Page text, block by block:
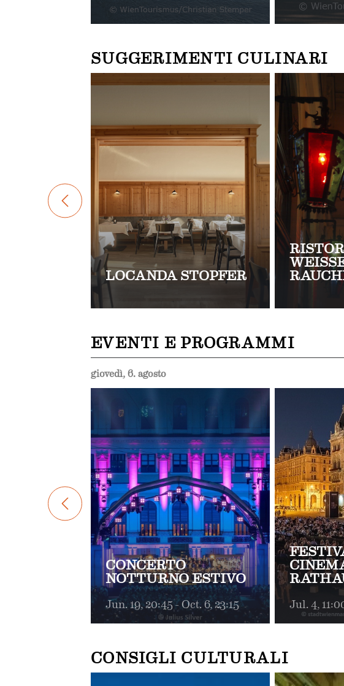
SUGGERIMENTI CULINARI
LOCANDA STOPFER
EVENTI E PROGRAMMI
giovedì, 6. agosto
CONCERTO
NOTTURNO ESTIVO
Jun. 19, 20:45 - Oct. 6, 23:15 Jul. 4,
CONSIGLI CULTURALI